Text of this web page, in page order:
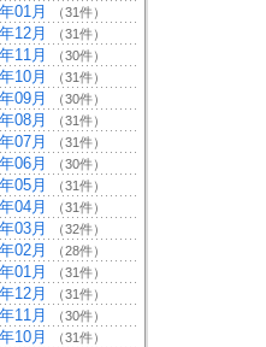
01月 （31件）
12月 （31件）
11月 （30件）
10月 （31件）
09月 （30件）
08月 （31件）
07月 （31件）
06月 （30件）
05月 （31件）
04月 （31件）
03月 （32件）
02月 （28件）
01月 （31件）
12月 （31件）
11月 （30件）
10月 （31件）